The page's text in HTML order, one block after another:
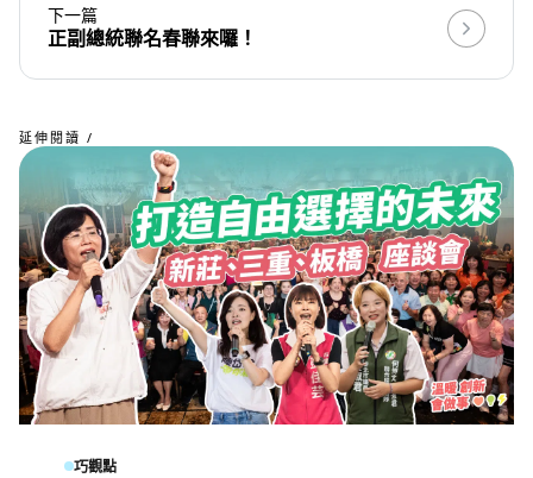
下一篇
正副總統聯名春聯來囉！
延伸閱讀 /
巧觀點